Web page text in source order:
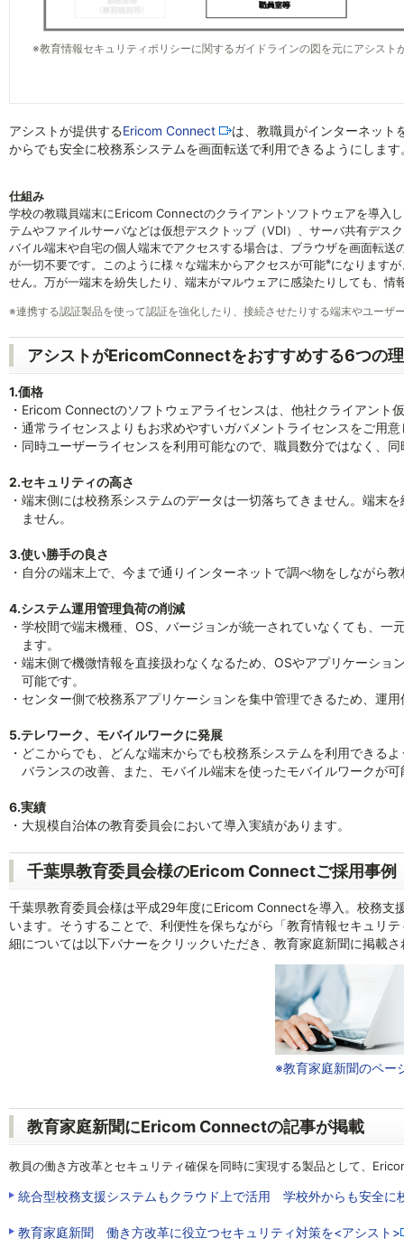
※教育情報セキュリティポリシーに関するガイドラインの図を元にアシスト
アシストが提供するEricom Connect
は、教職員がインターネット
からでも安全に校務系システムを画面転送で利用できるようにします
仕組み
学校の教職員端末にEricom Connectのクライアントソフトウェアを導入
テムやファイルサーバなどは仮想デスクトップ（VDI）、サーバ共有デス
バイル端末や自宅の個人端末でアクセスする場合は、ブラウザを画面転
が一切不要です。このように様々な端末からアクセスが可能※になります
せん。万が一端末を紛失したり、端末がマルウェアに感染たりしても、情
※連携する認証製品を使って認証を強化したり、接続させたりする端末やユーザ
アシストがEricomConnectをおすすめする6つの
1.価格
・Ericom Connectのソフトウェアライセンスは、他社クライアント
・通常ライセンスよりもお求めやすいガバメントライセンスをご用
・同時ユーザーライセンスを利用可能なので、職員数分ではなく、
2.セキュリティの高さ
・端末側には校務系システムのデータは一切落ちてきません。端末
ません。
3.使い勝手の良さ
・自分の端末上で、今まで通りインターネットで調べ物をしながら
4.システム運用管理負荷の削減
・学校間で端末機種、OS、バージョンが統一されていなくても、
ます。
・端末側で機微情報を直接扱わなくなるため、OSやアプリケーシ
可能です。
・センター側で校務系アプリケーションを集中管理できるため、運
5.テレワーク、モバイルワークに発展
・どこからでも、どんな端末からでも校務系システムを利用できる
バランスの改善、また、モバイル端末を使ったモバイルワークが可
6.実績
・大規模自治体の教育委員会において導入実績があります。
千葉県教育委員会様のEricom Connectご採用事例
千葉県教育委員会様は平成29年度にEricom Connectを導入。校務支
います。そうすることで、利便性を保ちながら「教育情報セキュリ
細については以下バナーをクリックいただき、教育家庭新聞に掲載
※教育家庭新聞のペー
教育家庭新聞にEricom Connectの記事が掲載
教員の働き方改革とセキュリティ確保を同時に実現する製品として、
統合型校務支援システムもクラウド上で活用 学校外からも安全に
教育家庭新聞 働き方改革に役立つセキュリティ対策を<アシスト>